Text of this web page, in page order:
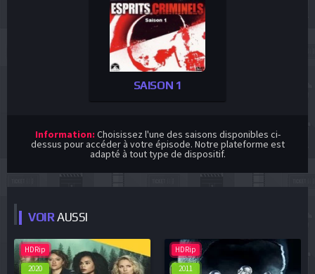
SAISON 1
Information: Choisissez l'une des saisons disponibles ci-
dessus pour accéder à votre épisode. Notre plateforme est
adapté à tout type de dispositif.
VOIRAUSSI
HDRip
2020
HDRip
2011